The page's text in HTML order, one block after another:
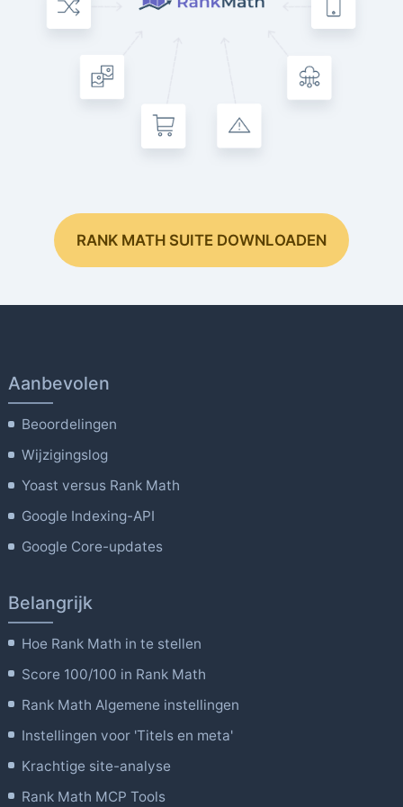
RANK MATH SUITE DOWNLOADEN
Aanbevolen
Beoordelingen
Wijzigingslog
Yoast versus Rank Math
Google Indexing-API
Google Core-updates
Belangrijk
Hoe Rank Math in te stellen
Score 100/100 in Rank Math
Rank Math Algemene instellingen
Instellingen voor 'Titels en meta'
Krachtige site-analyse
Rank Math MCP Tools